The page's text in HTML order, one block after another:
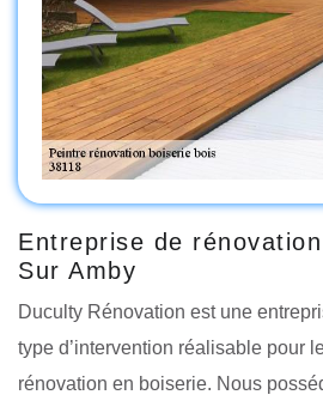
Entreprise de
Sur Amby
Duculty Rénovation est une
type d’intervention réalisable pour
rénovation en boiserie. Nous